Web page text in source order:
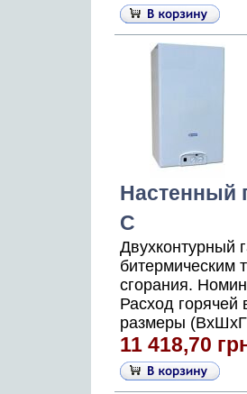
Настенный
C
Двухконтурный
битермическим
сгорания.
Расход
размеры
11 418,70